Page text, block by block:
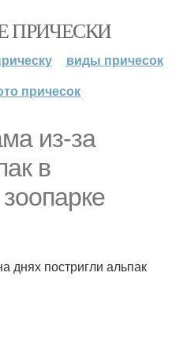
ПРИЧЕСКИ
виды причесок
причесок
из-за
в
днях постригли альпак